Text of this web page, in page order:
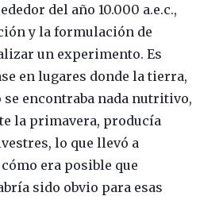
del año 10.000 a.e.c.,
y la formulación de
un experimento. Es
en lugares donde la tierra,
se encontraba nada nutritivo,
la primavera, producía
lo que llevó a
era posible que
sido obvio para esas